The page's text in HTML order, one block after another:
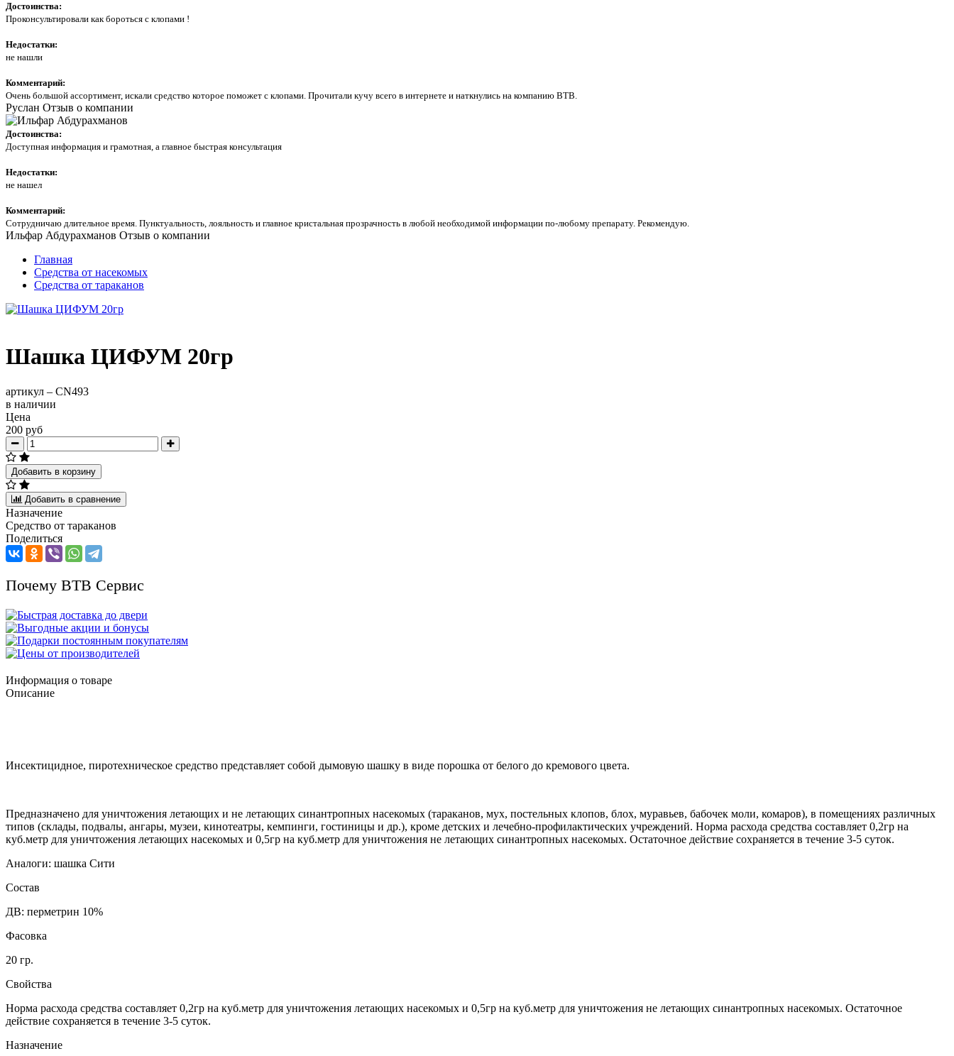
Достоинства:
Проконсультировали как бороться с клопами !
Недостатки:
не нашли
Комментарий:
Очень большой ассортимент, искали средство которое поможет с клопами. Прочитали кучу всего в интернете и наткнулись на компанию ВТВ.
Руслан Отзыв о компании
Достоинства:
Доступная информация и грамотная, а главное быстрая консультация
Недостатки:
не нашел
Комментарий:
Сотрудничаю длительное время. Пунктуальность, лояльность и главное кристальная прозрачность в любой необходимой информации по-любому препарату. Рекомендую.
Ильфар Абдурахманов Отзыв о компании
Главная
Средства от насекомых
Средства от тараканов
Шашка ЦИФУМ 20гр
артикул – CN493
в наличии
Цена
200 руб
Добавить в корзину
Добавить в сравнение
Назначение
Средство от тараканов
Поделиться
Почему ВТВ Сервис
Информация о товаре
Описание
Инсектицидное, пиротехническое средство представляет собой дымовую шашку в виде порошка от белого до кремового цвета.
Предназначено для уничтожения летающих и не летающих синантропных насекомых (тараканов, мух, постельных клопов, блох, муравьев, бабочек моли, комаров), в помещениях различных
типов (склады, подвалы, ангары, музеи, кинотеатры, кемпинги, гостиницы и др.), кроме детских и лечебно-профилактических учреждений. Норма расхода средства составляет 0,2гр на
куб.метр для уничтожения летающих насекомых и 0,5гр на куб.метр для уничтожения не летающих синантропных насекомых. Остаточное действие сохраняется в течение 3-5 суток.
Аналоги: шашка Сити
Состав
ДВ: перметрин 10%
Фасовка
20 гр.
Свойства
Норма расхода средства составляет 0,2гр на куб.метр для уничтожения летающих насекомых и 0,5гр на куб.метр для уничтожения не летающих синантропных насекомых. Остаточное
действие сохраняется в течение 3-5 суток.
Назначение